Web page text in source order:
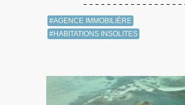
#AGENCE IMMOBILIÈRE
#HABITATIONS INSOLITES